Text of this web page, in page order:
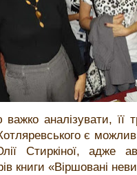
аналізувати, її
є
Стиркіної, адже
книги «Віршовані